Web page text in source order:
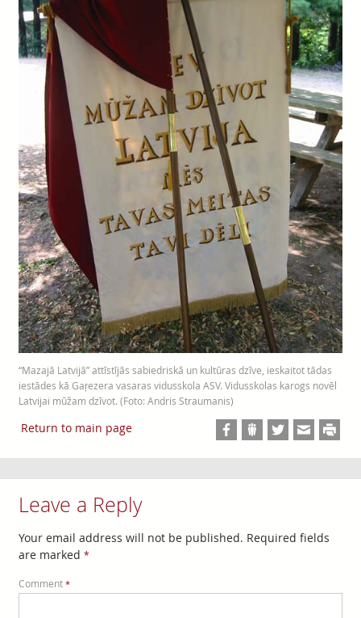
“Mazajā Latvijā” attīstījās sabiedriskā un kultūras dzīve, ieskaitot tādas
iestādes kā Gaŗezera vasaras vidusskola ASV. Vidusskolas karogs novēl
Latvijai mūžam dzīvot. (Foto: Andris Straumanis)
Return to main page
Leave a Reply
Your email address will not be published. Required fields
are marked *
Comment *